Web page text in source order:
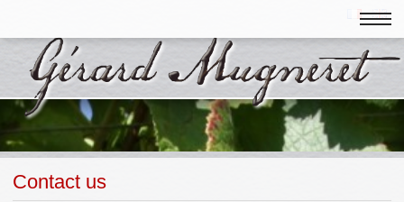
Contact us